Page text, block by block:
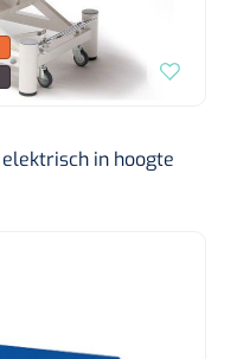
in hoogte